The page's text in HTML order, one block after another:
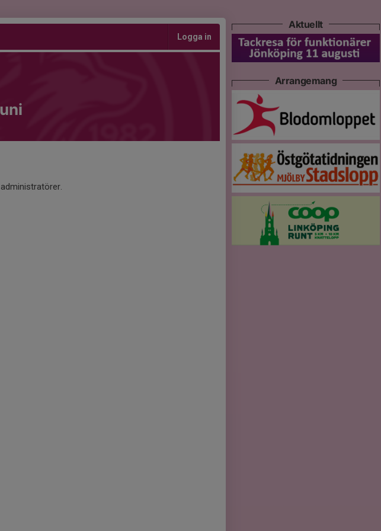
Logga in
Aktuellt
Arrangemang